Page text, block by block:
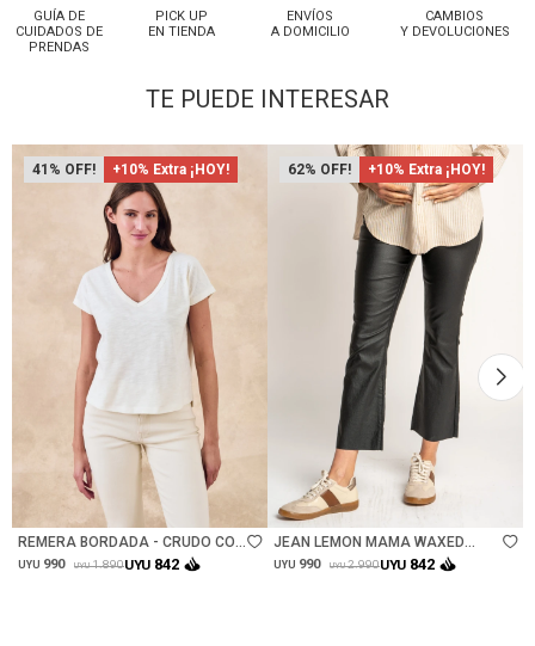
GUÍA DE
CUIDADOS DE
PRENDAS
PICK UP
EN TIENDA
ENVÍOS
A DOMICILIO
CAMBIOS
Y DEVOLUCIONES
TE PUEDE INTERESAR
41 +10% Extra ¡HOY!
REMERA BORDADA - CRUDO CON
CRUDO
UYU 990 UYU 1.890UYU 842
62 +10% Extra ¡HOY!
Talle
JEAN LEMON MAMA WAXED
FLARE - NEGRO
UYU 990 UYU 2.990UYU 842